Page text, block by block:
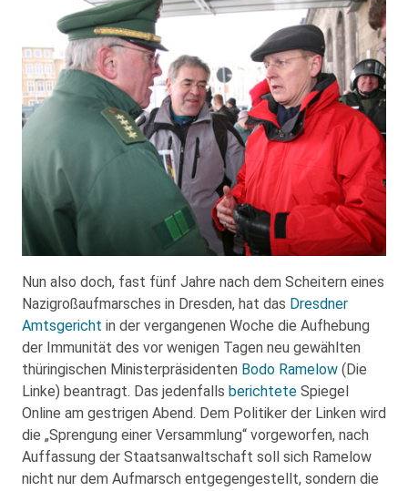
Nun also doch, fast fünf Jahre nach dem Scheitern eines
Nazigroßaufmarsches in Dresden, hat das Dresdner
Amtsgericht in der vergangenen Woche die Aufhebung
der Immunität des vor wenigen Tagen neu gewählten
thüringischen Ministerpräsidenten Bodo Ramelow (Die
Linke) beantragt. Das jedenfalls berichtete Spiegel
Online am gestrigen Abend. Dem Politiker der Linken wird
die „Sprengung einer Versammlung“ vorgeworfen, nach
Auffassung der Staatsanwaltschaft soll sich Ramelow
nicht nur dem Aufmarsch entgegengestellt, sondern die